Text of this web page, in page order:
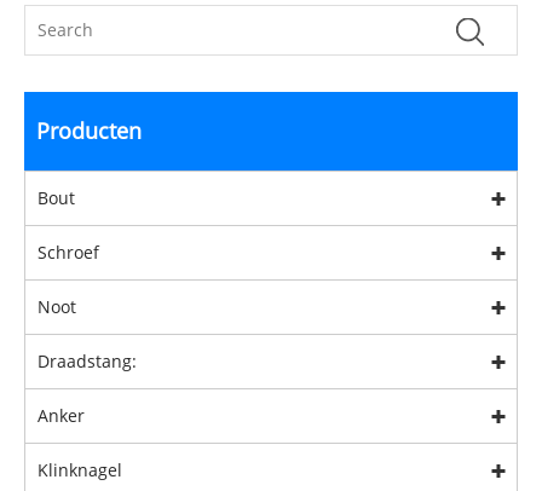
Producten
Bout
Schroef
Noot
Draadstang:
Anker
Klinknagel